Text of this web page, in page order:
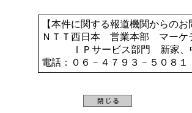
【本件に関する報道機関からの
ＮＴＴ西日本 営業本部 マーケ
ＩＰサービス部門 新家、
電話：０６－４７９３－５０８１